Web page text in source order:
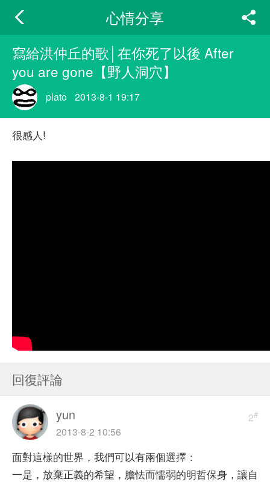
心情分享
寫給洪仲丘的歌│在你死了以後 After
you are gone【野人洞穴】
plato 2013-8-1 19:17
很感人!
回復評論
2#
yun
2013-8-2 10:56
面對這樣的世界，我們可以有兩個選擇：
一是，放棄正義的希望，膽怯而懦弱的明哲保身，讓自